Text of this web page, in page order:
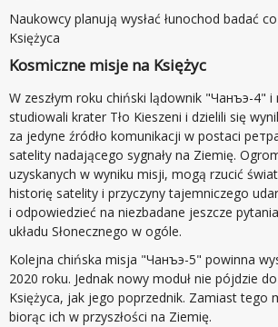
Naukowcy planują wysłać łunochod badać
Księżyca
Kosmiczne misje na Księżyc
W zeszłym roku chiński lądownik "Чанъэ-4" i
studiowali krater Tło Kieszeni i dzielili się
za jedyne źródło komunikacji w postaci
satelity nadającego sygnały na Ziemię.
uzyskanych w wyniku misji, mogą rzucić
historię satelity i przyczyny tajemniczego
i odpowiedzieć na niezbadane jeszcze
układu Słonecznego w ogóle.
Kolejna chińska misja "Чанъэ-5" powinna
2020 roku. Jednak nowy moduł nie pójdzie
Księżyca, jak jego poprzednik. Zamiast tego
biorąc ich w przyszłości na Ziemię.